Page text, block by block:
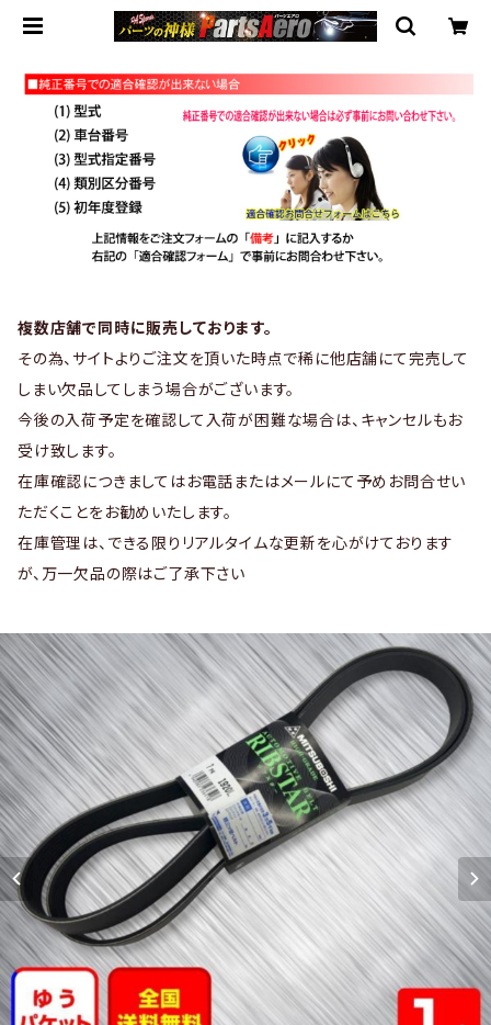
複数店舗で同時に販売しております。
その為、サイトよりご注文を頂いた時点で稀に他店舗にて完売して
しまい欠品してしまう場合がございます。
今後の入荷予定を確認して入荷が困難な場合は、キャンセルもお
受け致します。
在庫確認につきましてはお電話またはメールにて予めお問合せい
ただくことをお勧めいたします。
在庫管理は、できる限りリアルタイムな更新を心がけております
が、万一欠品の際はご了承下さい